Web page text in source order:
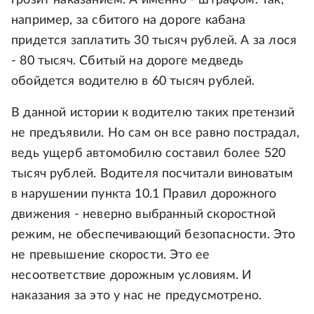
например, за сбитого на дороге кабана
придется заплатить 30 тысяч рублей. А за лося
- 80 тысяч. Сбитый на дороге медведь
обойдется водителю в 60 тысяч рублей.
В данной истории к водителю таких претензий
не предъявили. Но сам он все равно пострадал,
ведь ущерб автомобилю составил более 520
тысяч рублей. Водителя посчитали виноватым
в нарушении пункта 10.1 Правил дорожного
движения - неверно выбранный скоростной
режим, не обеспечивающий безопасности. Это
не превышение скорости. Это ее
несоответствие дорожным условиям. И
наказания за это у нас не предусмотрено.